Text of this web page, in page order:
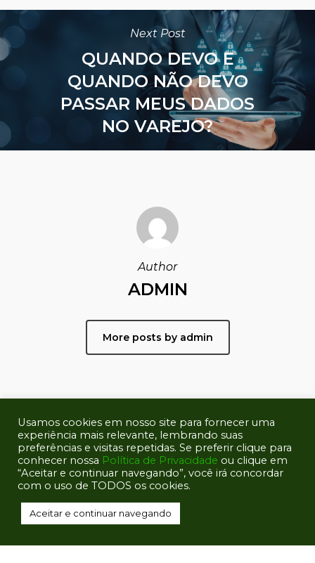
Next Post
QUANDO DEVO E
QUANDO NÃO DEVO
PASSAR MEUS DADOS
NO VAREJO?
Author
ADMIN
More posts by admin
2021 Beelegal Technology.
Usamos cookies em nosso site para fornecer uma
experiência mais relevante, lembrando suas
preferências e visitas repetidas. Se preferir clique para
conhecer nossa Política de Privacidade ou clique em
“Aceitar e continuar navegando”, você irá concordar
com o uso de TODOS os cookies.
Aceitar e continuar navegando